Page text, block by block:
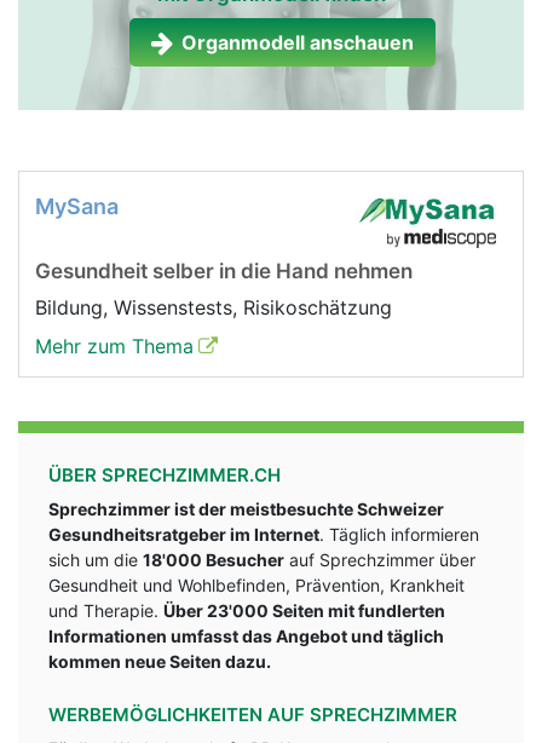
Organmodell anschauen
MySana
Gesundheit selber in die Hand nehmen
Bildung, Wissenstests, Risikoschätzung
Mehr zum Thema
ÜBER SPRECHZIMMER.CH
Sprechzimmer ist der meistbesuchte Schweizer
Gesundheitsratgeber im Internet. Täglich informieren
sich um die 18'000 Besucher auf Sprechzimmer über
Gesundheit und Wohlbefinden, Prävention, Krankheit
und Therapie. Über 23'000 Seiten mit fundlerten
Informationen umfasst das Angebot und täglich
kommen neue Seiten dazu.
WERBEMÖGLICHKEITEN AUF SPRECHZIMMER